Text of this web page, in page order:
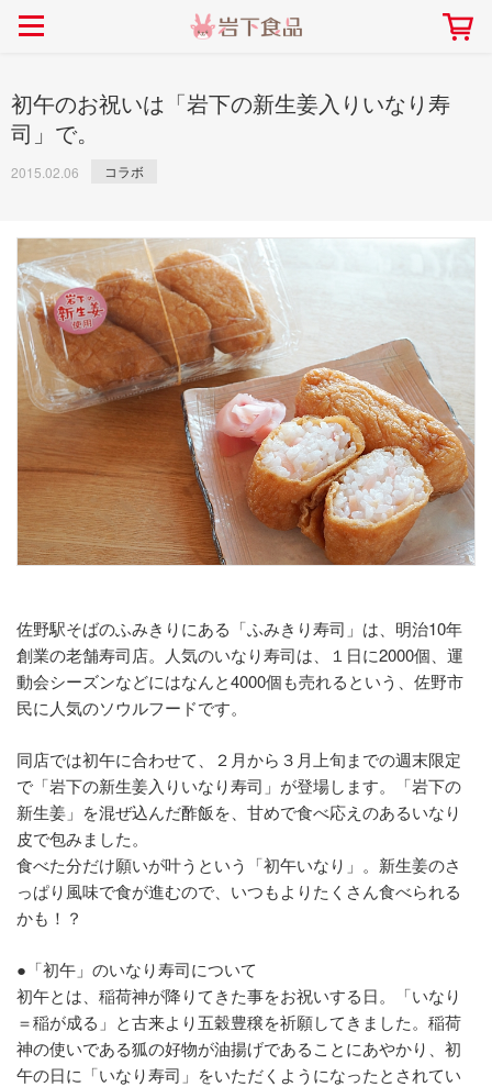
ごあいさつ 会社概要
採用情報 本社所在地
> 新商品
> イベント
> 飲食店コラボ
> ミュージアム
> イワシカちゃん
> オンラインショップ
> メディア掲載
> その他
2026」｜岩下の新生姜ミュー
ジアム
2026.07.01
> 生姜
> らっきょう
> 梅
> その他
> らっきょうレシピ
> オリーブレシピ
きバージョン～
畑での取り組み 工場での取り組み
岩下の新生姜について 岩下のらっきょうにつ
岩下の新生姜ミュージアム
しょうがを食べてお悩
岩下の新生姜万年筆インク 書く描くコンテ
スト
岩下の新生姜Sing＆
～ニュージンジャーイ
初午のお祝いは「岩下の新生姜入りいなり寿
司」で。
2015.02.06 コラボ
佐野駅そばのふみきりにある「ふみきり寿司」は、明治10年
創業の老舗寿司店。人気のいなり寿司は、１日に2000個、運
動会シーズンなどにはなんと4000個も売れるという、佐野市
民に人気のソウルフードです。
同店では初午に合わせて、２月から３月上旬までの週末限定
で「岩下の新生姜入りいなり寿司」が登場します。「岩下の
新生姜」を混ぜ込んだ酢飯を、甘めで食べ応えのあるいなり
皮で包みました。
食べた分だけ願いが叶うという「初午いなり」。新生姜のさ
っぱり風味で食が進むので、いつもよりたくさん食べられる
かも！？
●「初午」のいなり寿司について
初午とは、稲荷神が降りてきた事をお祝いする日。「いなり
＝稲が成る」と古来より五穀豊穣を祈願してきました。稲荷
神の使いである狐の好物が油揚げであることにあやかり、初
午の日に「いなり寿司」をいただくようになったとされてい